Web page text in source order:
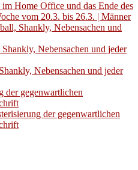
Home Office und das Ende des
vom 20.3. bis 26.3. | Männer
Shankly, Nebensachen und
Nebensachen und jeder
Nebensachen und jeder
der gegenwartlichen
der gegenwartlichen